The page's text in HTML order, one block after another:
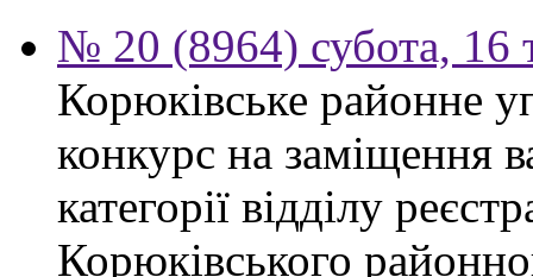
№ 20 (8964) субота, 16
Корюківське районне
конкурс на заміщення
категорії відділу
Корюківського